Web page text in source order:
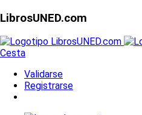
LibrosUNED.com
Cesta
Validarse
Registrarse